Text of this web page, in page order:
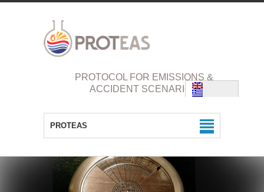
PROTOCOL FOR EMISSIONS &
ACCIDENT SCENARIOS
PROTEAS